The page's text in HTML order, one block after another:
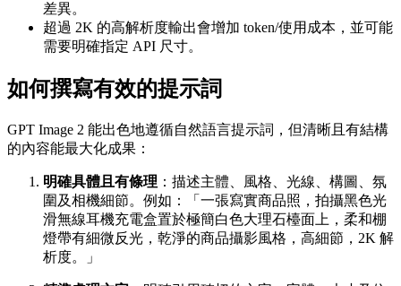
差異。
超過 2K 的高解析度輸出會增加 token/使用成本，並可能
需要明確指定 API 尺寸。
如何撰寫有效的提示詞
GPT Image 2 能出色地遵循自然語言提示詞，但清晰且有結構
的內容能最大化成果：
明確具體且有條理 ：描述主體、風格、光線、構圖、氛
圍及相機細節。例如：「一張寫實商品照，拍攝黑色光
滑無線耳機充電盒置於極簡白色大理石檯面上，柔和棚
燈帶有細微反光，乾淨的商品攝影風格，高細節，2K 解
析度。」